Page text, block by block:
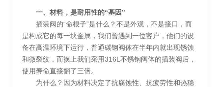
一、材料，是耐用性的“基因”
插装阀的“命根子”是什么？不是外观，不是接口，而
是构成它的每一块金属，我们曾遇到一位客户，他们的设
备在高温环境下运行，普通碳钢阀体在半年内就出现锈蚀
和微裂纹，而换上我们采用316L不锈钢阀体的插装阀后，
使用寿命直接翻了三倍。
为什么？因为材料决定了抗腐蚀性、抗疲劳性和热稳